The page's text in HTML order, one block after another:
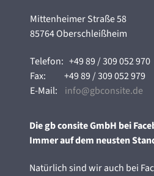
Mittenheimer Straße 58
85764 Oberschleißheim
Telefon:+49 89 / 309 052 970
Fax:+49 89 / 309 052 979
E-Mail: info@gbconsite.de
Die gb consite GmbH bei
Immer auf dem neusten
Natürlich sind wir auch bei